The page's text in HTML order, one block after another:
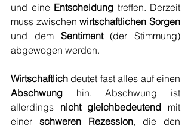
und eine Entscheidung treffen. Derzeit
muss zwischen wirtschaftlichen Sorgen
und dem Sentiment (der Stimmung)
abgewogen werden.
Wirtschaftlich
Abschwung hin. Abschwung ist
allerdings nicht gleichbedeutend mit
einer schweren Rezession